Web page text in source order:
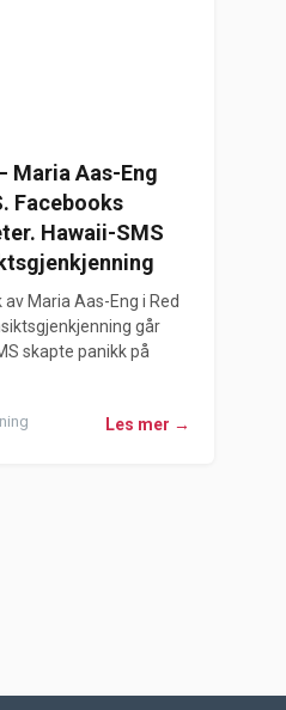
Maria Aas-Eng
Facebooks
Hawaii-SMS
Maria Aas-Eng i Red
går
skapte panikk på
Les mer →